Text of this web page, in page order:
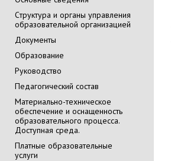
Cтруктура и органы управления
образовательной организацией
Документы
Образование
Руководство
Педагогический состав
Материально-техническое
обеспечение и оснащенность
образовательного процесса.
Доступная среда.
Платные образовательные
услуги